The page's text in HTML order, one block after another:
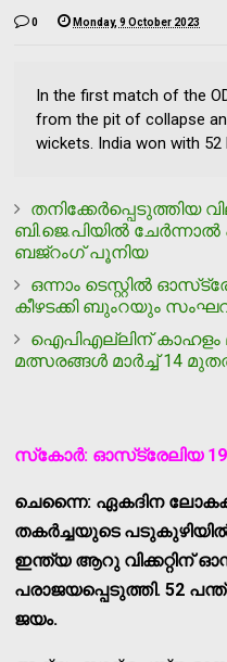
0 Monday, 9 October 2023
In the first match of the
from the pit of collapse
wickets. India won with 52
തനിക്കേര്‍പ്പെടുത്തിയ
ബി.ജെ.പിയില്‍ ചേര്‍ന്നാല്‍
ബജ്‌റംഗ് പൂനിയ
ഒന്നാം ടെസ്റ്റില്‍
കീഴടക്കി ബുംറയും
ഐപിഎല്ലിന് കാഹളം
മത്സരങ്ങൾ മാർച്ച് 14
സ്‌കോര്‍: ഓസ്‌ട്രേലിയ 199
ചെന്നൈ: ഏകദിന
തകര്‍ച്ചയുടെ പടുകുഴിയില്‍
ഇന്ത്യ ആറു വിക്കറ്റിന്
പരാജയപ്പെടുത്തി. 52
ജയം.